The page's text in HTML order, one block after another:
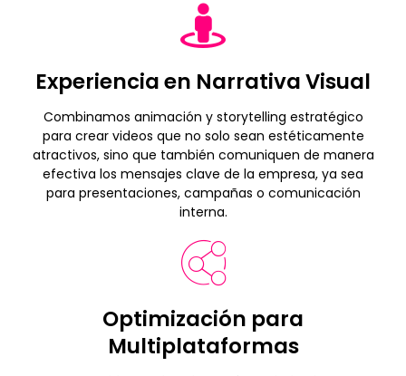
Experiencia en Narrativa Visual
Combinamos animación y storytelling estratégico
para crear videos que no solo sean estéticamente
atractivos, sino que también comuniquen de manera
efectiva los mensajes clave de la empresa, ya sea
para presentaciones, campañas o comunicación
interna.
Optimización para
Multiplataformas